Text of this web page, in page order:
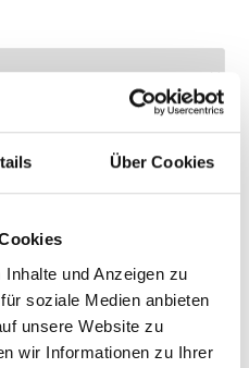
Über Cookies
und Anzeigen zu
soziale Medien anbieten
unsere Website zu
wir Informationen zu Ihrer